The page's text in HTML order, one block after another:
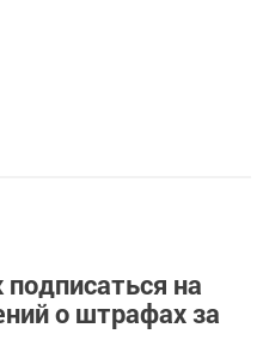
на
о штрафах за